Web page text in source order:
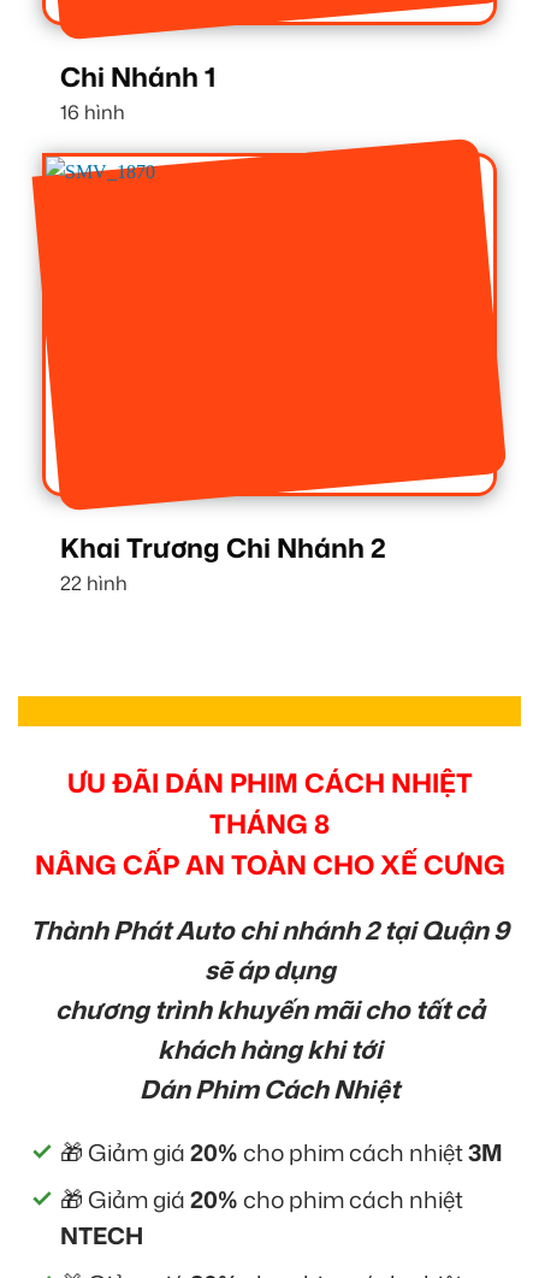
Chi Nhánh 1
16 hình
Khai Trương Chi Nhánh 2
22 hình
ƯU ĐÃI DÁN PHIM CÁCH NHIỆT
THÁNG 8
NÂNG CẤP AN TOÀN CHO XẾ CƯNG
Thành Phát Auto chi nhánh 2 tại Quận 9
sẽ áp dụng
chương trình khuyến mãi cho tất cả
khách hàng khi tới
Dán Phim Cách Nhiệt
🎁 Giảm giá20%cho phim cách nhiệt3M
🎁 Giảm giá20%cho phim cách nhiệt
NTECH